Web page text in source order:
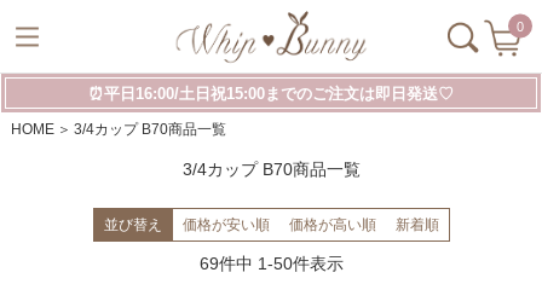
0
⏰平日16:00/土日祝15:00までのご注文は即日発送♡
HOME 3/4カップ B70商品一覧
3/4カップ B70商品一覧
並び替え 価格が安い順 価格が高い順 新着順
69件中 1-50件表示